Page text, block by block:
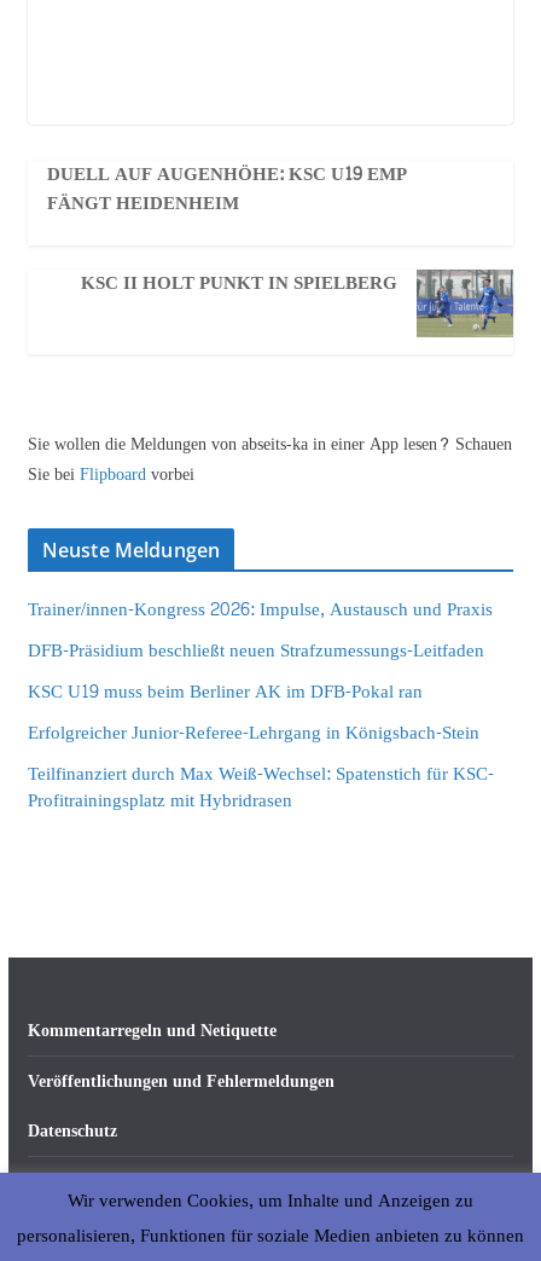
DUELL AUF AUGENHÖHE: KSC U19 EMP
FÄNGT HEIDENHEIM
KSC II HOLT PUNKT IN SPIELBERG
Sie wollen die Meldungen von abseits-ka in einer App lesen? Schauen
Sie beiFlipboardvorbei
Neuste Meldungen
Trainer/innen-Kongress 2026: Impulse, Austausch und Praxis
DFB-Präsidium beschließt neuen Strafzumessungs-Leitfaden
KSC U19 muss beim Berliner AK im DFB-Pokal ran
Erfolgreicher Junior-Referee-Lehrgang in Königsbach-Stein
Teilfinanziert durch Max Weiß-Wechsel: Spatenstich für KSC-
Profitrainingsplatz mit Hybridrasen
Kommentarregeln und Netiquette
Veröffentlichungen und Fehlermeldungen
Datenschutz
Impressum
Über abseits-ka.de
Wir verwenden Cookies, um Inhalte und Anzeigen zu
personalisieren, Funktionen für soziale Medien anbieten zu können